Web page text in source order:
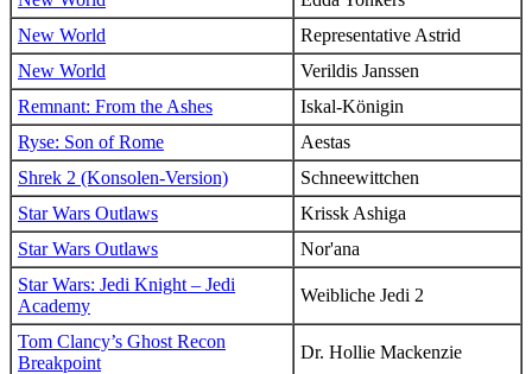
New World
Representative Astrid
New World
Verildis Janssen
Remnant: From the Ashes
Iskal-Königin
Ryse: Son of Rome
Aestas
Shrek 2 (Konsolen-Version)
Schneewittchen
Star Wars Outlaws
Krissk Ashiga
Star Wars Outlaws
Nor'ana
Star Wars: Jedi Knight – Jedi
Academy
Weibliche Jedi 2
Tom Clancy’s Ghost Recon
Breakpoint
Dr. Hollie Mackenzie